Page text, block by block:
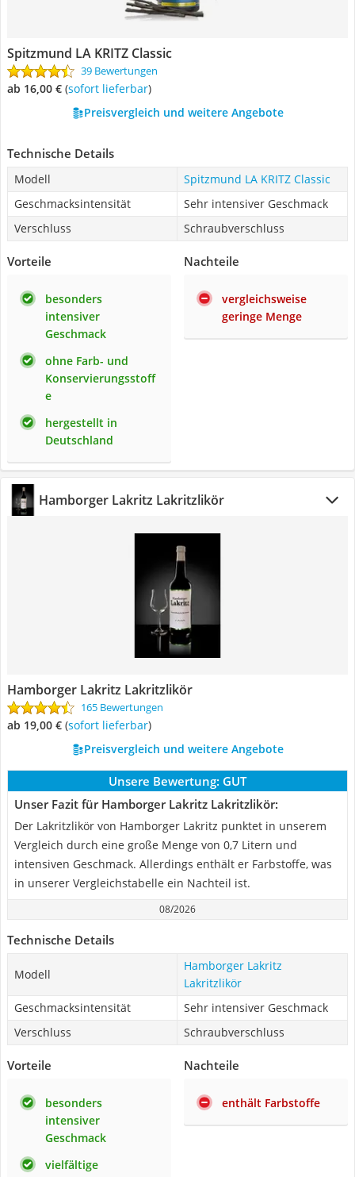
Spitzmund LA KRITZ Classic
39 Bewertungen
ab 16,00 € ( Sofort lieferbar)
Preisvergleich und weitere Angebote
Technische Details
Modell
Spitzmund LA KRITZ Classic
Geschmacksintensität
Sehr intensiver Geschmack
Verschluss
Schraubverschluss
Vorteile
besonders
intensiver
Geschmack
ohne Farb- und
Konservierungsstoff
e
hergestellt in
Deutschland
Nachteile
vergleichsweise
geringe Menge
Hamborger Lakritz Lakritzlikör
Hamborger Lakritz Lakritzlikör
165 Bewertungen
ab 19,00 € ( Sofort lieferbar)
Preisvergleich und weitere Angebote
Unsere Bewertung: GUT
Unser Fazit für Hamborger Lakritz Lakritzlikör:
Der Lakritzlikör von Hamborger Lakritz punktet in unserem
Vergleich durch eine große Menge von 0,7 Litern und
intensiven Geschmack. Allerdings enthält er Farbstoffe, was
in unserer Vergleichstabelle ein Nachteil ist.
08/2026
Technische Details
Modell
Hamborger Lakritz
Lakritzlikör
Geschmacksintensität
Sehr intensiver Geschmack
Verschluss
Schraubverschluss
Vorteile
besonders
intensiver
Geschmack
vielfältige
Nachteile
enthält Farbstoffe